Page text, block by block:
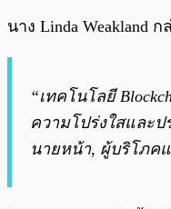
นาง Linda Weakland ก
“เทคโนโลยี
ความโปร่งใสและ
นายหน้า, ผู้บริโภค